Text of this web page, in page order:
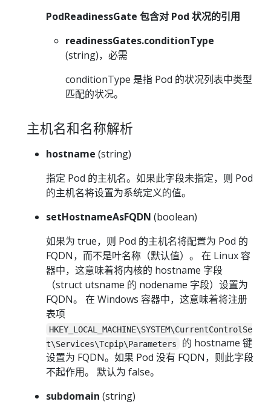
PodReadinessGate 包含对 Pod 状况的引用
readinessGates.conditionType
(string)，必需
conditionType 是指 Pod 的状况列表中类型
匹配的状况。
主机名和名称解析
hostname (string)
指定 Pod 的主机名。如果此字段未指定，则 Pod
的主机名将设置为系统定义的值。
setHostnameAsFQDN (boolean)
如果为 true，则 Pod 的主机名将配置为 Pod 的
FQDN，而不是叶名称（默认值）。 在 Linux 容
器中，这意味着将内核的 hostname 字段
（struct utsname 的 nodename 字段）设置为
FQDN。 在 Windows 容器中，这意味着将注册
表项
HKEY_LOCAL_MACHINE\SYSTEM\CurrentControlSe
t\Services\Tcpip\Parameters
的 hostname 键
设置为 FQDN。如果 Pod 没有 FQDN，则此字段
不起作用。 默认为 false。
subdomain (string)